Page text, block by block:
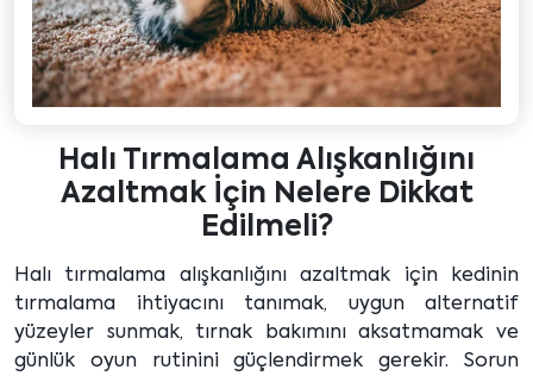
Halı Tırmalama Alışkanlığını
Azaltmak İçin Nelere Dikkat
Edilmeli?
Halı tırmalama alışkanlığını azaltmak için kedinin
tırmalama ihtiyacını tanımak, uygun alternatif
yüzeyler sunmak, tırnak bakımını aksatmamak ve
günlük oyun rutinini güçlendirmek gerekir. Sorun